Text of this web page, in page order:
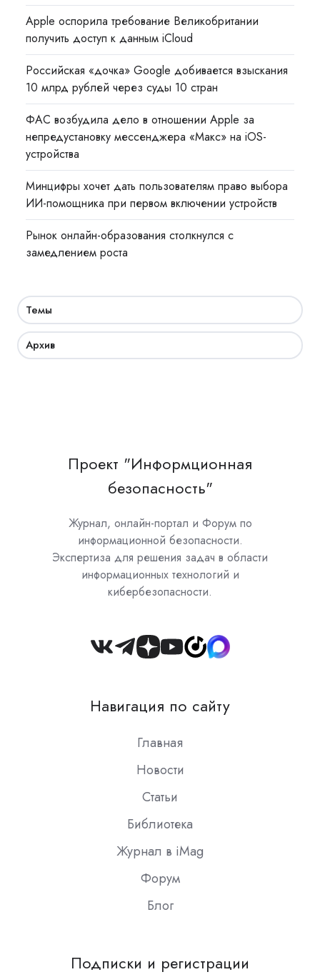
Apple оспорила требование Великобритании
получить доступ к данным iCloud
Российская «дочка» Google добивается взыскания
10 млрд рублей через суды 10 стран
ФАС возбудила дело в отношении Apple за
непредустановку мессенджера «Макс» на iOS-
устройства
Минцифры хочет дать пользователям право выбора
ИИ-помощника при первом включении устройств
Рынок онлайн-образования столкнулся с
замедлением роста
Темы
Архив
Проект "Информционная
безопасность"
Журнал, онлайн-портал и Форум по
информационной безопасности.
Экспертиза для решения задач в области
информационных технологий и
кибербезопасности.
Join
Slack
Навигация по сайту
Главная
Новости
Статьи
Библиотека
Журнал в iMag
Форум
Блог
Подписки и регистрации